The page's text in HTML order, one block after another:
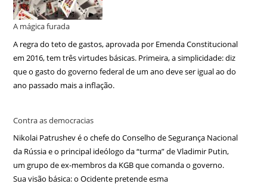
A mágica furada
A regra do teto de gastos, aprovada por Emenda Constitucional
em 2016, tem três virtudes básicas. Primeira, a simplicidade: diz
que o gasto do governo federal de um ano deve ser igual ao do
ano passado mais a inflação.
Contra as democracias
Nikolai Patrushev é o chefe do Conselho de Segurança Nacional
da Rússia e o principal ideólogo da “turma” de Vladimir Putin,
um grupo de ex-membros da KGB que comanda o governo.
Sua visão básica: o Ocidente pretende esma